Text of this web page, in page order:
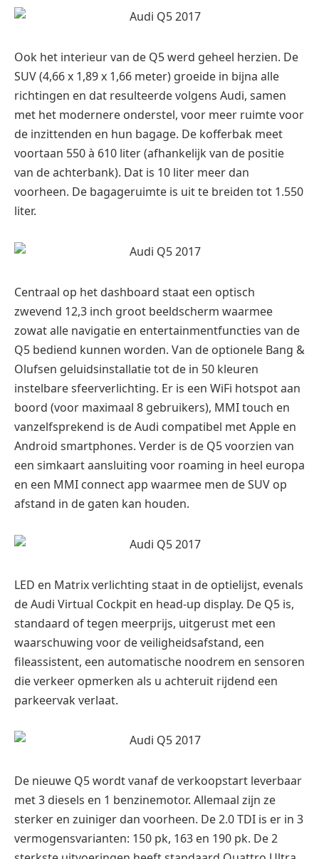
Ook het interieur van de Q5 werd geheel herzien. De
SUV (4,66 x 1,89 x 1,66 meter) groeide in bijna alle
richtingen en dat resulteerde volgens Audi, samen
met het modernere onderstel, voor meer ruimte voor
de inzittenden en hun bagage. De kofferbak meet
voortaan 550 à 610 liter (afhankelijk van de positie
van de achterbank). Dat is 10 liter meer dan
voorheen. De bagageruimte is uit te breiden tot 1.550
liter.
Centraal op het dashboard staat een optisch
zwevend 12,3 inch groot beeldscherm waarmee
zowat alle navigatie en entertainmentfuncties van de
Q5 bediend kunnen worden. Van de optionele Bang &
Olufsen geluidsinstallatie tot de in 50 kleuren
instelbare sfeerverlichting. Er is een WiFi hotspot aan
boord (voor maximaal 8 gebruikers), MMI touch en
vanzelfsprekend is de Audi compatibel met Apple en
Android smartphones. Verder is de Q5 voorzien van
een simkaart aansluiting voor roaming in heel europa
en een MMI connect app waarmee men de SUV op
afstand in de gaten kan houden.
LED en Matrix verlichting staat in de optielijst, evenals
de Audi Virtual Cockpit en head-up display. De Q5 is,
standaard of tegen meerprijs, uitgerust met een
waarschuwing voor de veiligheidsafstand, een
fileassistent, een automatische noodrem en sensoren
die verkeer opmerken als u achteruit rijdend een
parkeervak verlaat.
De nieuwe Q5 wordt vanaf de verkoopstart leverbaar
met 3 diesels en 1 benzinemotor. Allemaal zijn ze
sterker en zuiniger dan voorheen. De 2.0 TDI is er in 3
vermogensvarianten: 150 pk, 163 en 190 pk. De 2